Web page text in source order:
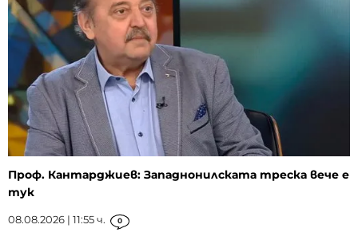
Проф. Кантарджиев: Западнонилската треска вече е
тук
08.08.2026 | 11:55 ч. 0